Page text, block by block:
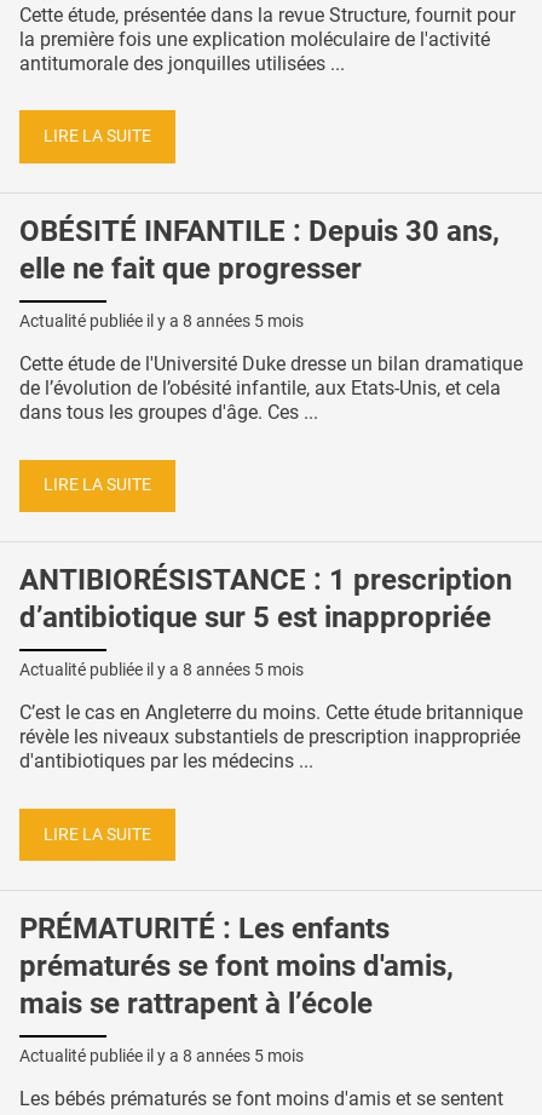
Cette étude, présentée dans la revue Structure, fournit pour
la première fois une explication moléculaire de l'activité
antitumorale des jonquilles utilisées ...
LIRE LA SUITE
OBÉSITÉ INFANTILE : Depuis 30 ans,
elle ne fait que progresser
Actualité publiée il y a 8 années 5 mois
Cette étude de l'Université Duke dresse un bilan dramatique
de l’évolution de l’obésité infantile, aux Etats-Unis, et cela
dans tous les groupes d'âge. Ces ...
LIRE LA SUITE
ANTIBIORÉSISTANCE : 1 prescription
d’antibiotique sur 5 est inappropriée
Actualité publiée il y a 8 années 5 mois
C’est le cas en Angleterre du moins. Cette étude britannique
révèle les niveaux substantiels de prescription inappropriée
d'antibiotiques par les médecins ...
LIRE LA SUITE
PRÉMATURITÉ : Les enfants
prématurés se font moins d'amis,
mais se rattrapent à l’école
Actualité publiée il y a 8 années 5 mois
Les bébés prématurés se font moins d'amis et se sentent